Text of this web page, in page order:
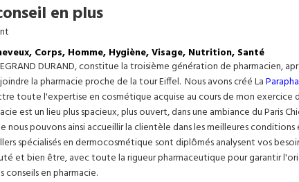
en plus
Corps, Homme, Hygiène, Visage, Nutrition, Santé
DURAND, constitue la troisième génération de pharmacien,
la pharmacie proche de la tour Eiffel. Nous avons créé La
toute l'expertise en cosmétique acquise au cours de mon exercice
est un lieu plus spacieux, plus ouvert, dans une ambiance du Paris
pouvons ainsi accueillir la clientèle dans les meilleures
spécialisés en dermocosmétique sont diplômés analysent vos
et bien être, avec toute la rigueur pharmaceutique pour garantir
en pharmacie.